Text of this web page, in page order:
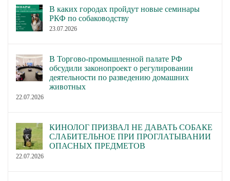
В каких городах пройдут новые семинары
РКФ по собаководству
23.07.2026
В Торгово-промышленной палате РФ
обсудили законопроект о регулировании
деятельности по разведению домашних
животных
22.07.2026
КИНОЛОГ ПРИЗВАЛ НЕ ДАВАТЬ СОБАКЕ
СЛАБИТЕЛЬНОЕ ПРИ ПРОГЛАТЫВАНИИ
ОПАСНЫХ ПРЕДМЕТОВ
22.07.2026